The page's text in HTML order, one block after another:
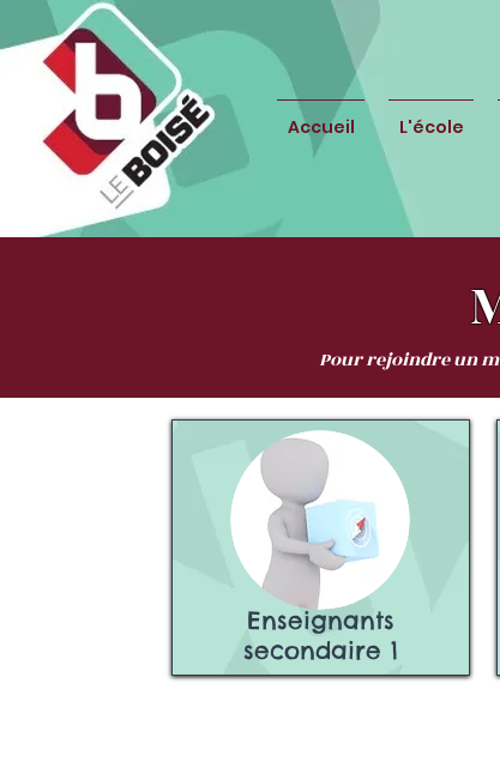
Accueil L'école
Pour rejoindre un
Enseignants
secondaire 1